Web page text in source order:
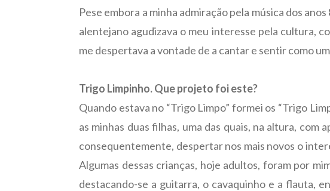
Pese embora a minha admiração pela música dos
alentejano agudizava o meu interesse pela cultura,
me despertava a vontade de a cantar e sentir como
Trigo Limpinho. Que projeto foi este?
Quando estava no “Trigo Limpo” formei os “Trigo
as minhas duas filhas, uma das quais, na altura,
consequentemente, despertar nos mais novos o
Algumas dessas crianças, hoje adultos, foram por
destacando-se a guitarra, o cavaquinho e a flauta,